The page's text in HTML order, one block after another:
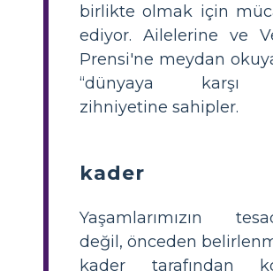
birlikte olmak için
ediyor. Ailelerine ve
Prensi'ne meydan
“dünyaya karşı
zihniyetine sahipler.
kader
Yaşamlarımızın
değil, önceden
kader tarafından